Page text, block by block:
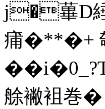
j�蓽D綞
痡�**�+
艅襒袓巻�